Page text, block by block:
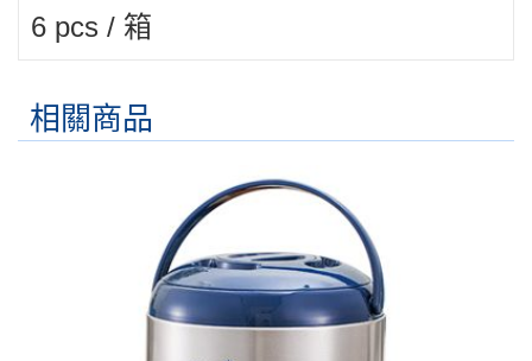
6 pcs / 箱
相關商品